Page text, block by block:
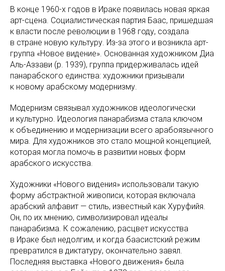
В конце 1960-х годов в Ираке появилась новая яркая
арт-сцена. Социалистическая партия Баас, пришедшая
к власти после революции в 1968 году, создала
в стране новую культуру. Из-за этого и возникла арт-
группа «Новое видение». Основанная художником Диа
Аль-Аззави (р. 1939), группа придерживалась идей
панарабского единства: художники призывали
к новому арабскому модернизму.
Модернизм связывал художников идеологически
и культурно. Идеология панарабизма стала ключом
к объединению и модернизации всего арабоязычного
мира. Для художников это стало мощной концепцией,
которая могла помочь в развитии новых форм
арабского искусства.
Художники «Нового видения» использовали такую
форму абстрактной живописи, которая включала
арабский алфавит — стиль, известный как Хуруфийя.
Он, по их мнению, символизировал идеалы
панарабизма. К сожалению, расцвет искусства
в Ираке был недолгим, и когда баасистский режим
превратился в диктатуру, окончательно завял.
Последняя выставка «Нового движения» была